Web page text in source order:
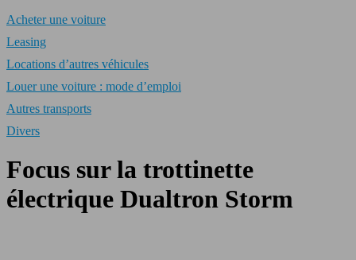
Acheter une voiture
Leasing
Locations d’autres véhicules
Louer une voiture : mode d’emploi
Autres transports
Divers
Focus sur la trottinette
électrique Dualtron Storm